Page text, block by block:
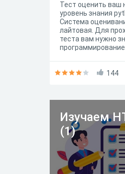
Тест оценить ваш
уровень знания
Система
лайтовая. Для
теста вам нужно
144
Изучаем
(1)